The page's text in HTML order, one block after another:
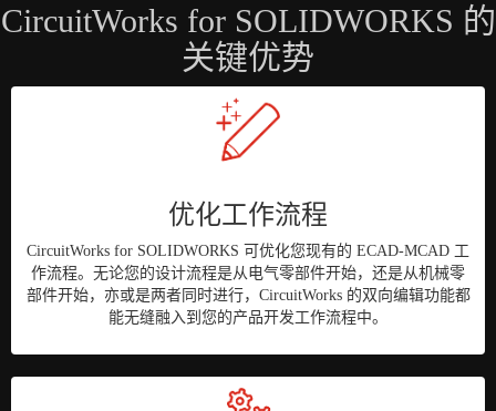
CircuitWorks for SOLIDWORKS 的
关键优势
优化工作流程
CircuitWorks for SOLIDWORKS 可优化您现有的 ECAD-MCAD 工
作流程。无论您的设计流程是从电气零部件开始，还是从机械零
部件开始，亦或是两者同时进行，CircuitWorks 的双向编辑功能都
能无缝融入到您的产品开发工作流程中。